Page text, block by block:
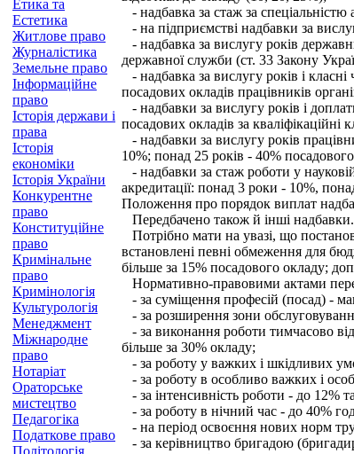
Етика та
Естетика
Житлове право
Журналістика
Земельне право
Інформаційне
право
Історія держави і
права
Історія
економіки
Історія України
Конкурентне
право
Конституційне
право
Кримінальне
право
Кримінологія
Культурологія
Менеджмент
Міжнародне
право
Нотаріат
Ораторське
мистецтво
Педагогіка
Податкове право
Політологія
- надбавка за стаж за
- на підприємстві надбавки за
- надбавка за вислугу років
державної служби (ст. 33 Закону
- надбавка за вислугу років і
посадових окладів працівників
- надбавки за вислугу років і
посадових окладів за кваліфікаційні
- надбавки за вислугу років
10%; понад 25 років - 40%
- надбавки за стаж роботи у
акредитації: понад 3 роки - 10%,
Положення про порядок виплат
Передбачено також й інші надбавки.
Потрібно мати на увазі, що
встановлені певні обмеження для
більше за 15% посадового окладу;
Нормативно-правовими актами
- за суміщення професій (посад) -
- за розширення зони
- за виконання роботи тимчасово
більше за 30% окладу;
- за роботу у важких і шкідливих
- за роботу в особливо важких і
- за інтенсивність роботи - до 12%
- за роботу в нічний час - до 40%
- на період освоєння нових норм
- за керівництво бригадою